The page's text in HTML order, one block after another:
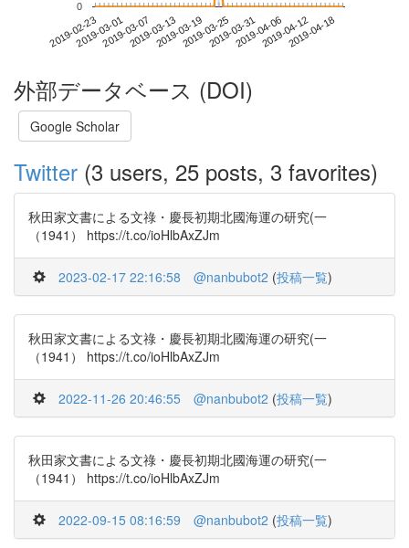
2019-02-232019-03-012019-03-072019-03-132019-03-192019-03-252019-03-312019-04-062019-04-122019-04-18
0
外部データベース (DOI)
Google Scholar
Twitter (3 users, 25 posts, 3 favorites)
秋田家文書による文祿・慶長初期北國海運の研究(一
（1941） https://t.co/ioHlbAxZJm
2023-02-17 22:16:58 @nanbubot2 (投稿一覧)
秋田家文書による文祿・慶長初期北國海運の研究(一
（1941） https://t.co/ioHlbAxZJm
2022-11-26 20:46:55 @nanbubot2 (投稿一覧)
秋田家文書による文祿・慶長初期北國海運の研究(一
（1941） https://t.co/ioHlbAxZJm
2022-09-15 08:16:59 @nanbubot2 (投稿一覧)